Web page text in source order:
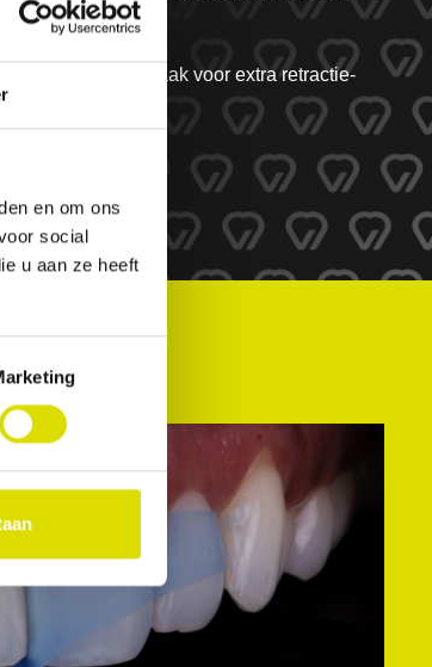
en om ons
social
u aan ze heeft
de noodzaak voor extra retractie-